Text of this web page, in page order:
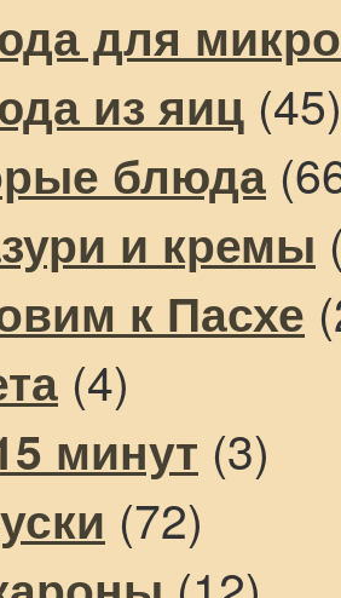
для
из яиц (45)
блюда
и кремы
к Пасхе
(4)
минут (3)
(72)